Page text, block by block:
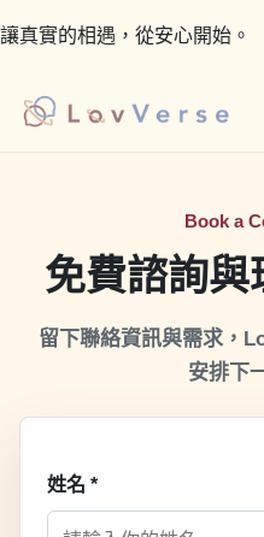
讓真實的相遇，從安心開始。
Book a
免費諮詢與
留下聯絡資訊與需求，
安排下
姓名 *